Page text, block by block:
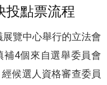
投點票流程
覽中心舉行的立法會
4個來自選舉委員會
候選人資格審查委員